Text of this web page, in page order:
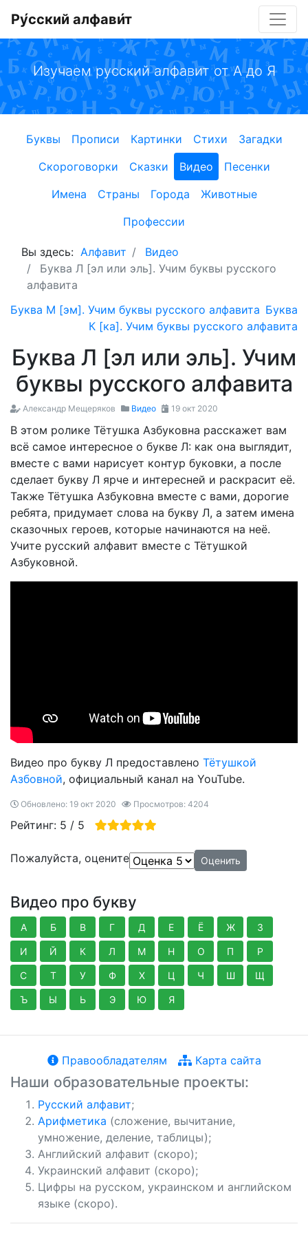
Ру́сский алфави́т
Изучаем русский алфавит от А до Я
Буквы Прописи Картинки Стихи
Загадки
Скороговорки
Сказки Видео
Песенки
Имена
Страны Города
Животные
Профессии
Вы здесь: Алфавит
Видео
Буква Л [эл или эль]. Учим буквы русского
алфавита
Буква М [эм]. Учим буквы русского алфавита Буква
К [ка]. Учим буквы русского алфавита
Буква Л [эл или эль]. Учим
буквы русского алфавита
Александр Мещеряков Видео 19 окт 2020
В этом ролике Тётушка Азбуковна расскажет вам
всё самое интересное о букве Л: как она выглядит,
вместе с вами нарисует контур буковки, а после
сделает букву Л ярче и интересней и раскрасит её.
Также Тётушка Азбуковна вместе с вами, дорогие
ребята, придумает слова на букву Л, а затем имена
сказочных героев, которые начинаются на неё.
Учите русский алфавит вместе c Тётушкой
Азбуковной.
Видео про букву Л предоставлено Тётушкой
Азбовной, официальный канал на YouTube.
Обновлено: 19 окт 2020 Просмотров: 4204
Рейтинг: 5 / 5
Пожалуйста, оцените
Видео про букву
А Б В Г Д Е Ё Ж З
И Й К Л М Н О П Р
С Т У Ф Х Ц Ч Ш Щ
Ъ Ы Ь Э Ю Я
Правообладателям Карта сайта
Наши образовательные проекты:
Русский алфавит;
Арифметика (сложение, вычитание,
умножение, деление, таблицы);
Английский алфавит (скоро);
Украинский алфавит (скоро);
Цифры на русском, украинском и английском
языке (скоро).